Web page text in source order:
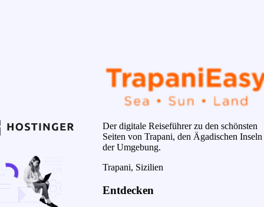
Der digitale Reiseführer zu den schönsten
Seiten von Trapani, den Ägadischen
der Umgebung.
Trapani, Sizilien
Entdecken